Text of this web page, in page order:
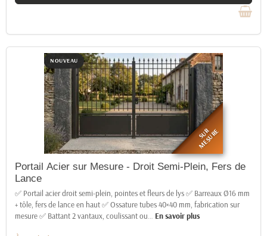
NOUVEAU
SUR
MESURE
Portail Acier sur Mesure - Droit Semi-Plein, Fers de
Lance
✅ Portail acier droit semi-plein, pointes et fleurs de lys ✅ Barreaux Ø16 mm
+ tôle, fers de lance en haut ✅ Ossature tubes 40×40 mm, fabrication sur
mesure ✅ Battant 2 vantaux, coulissant ou
En savoir plus